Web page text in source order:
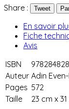
Share : Tweet
En savoir
Fiche
Avis
ISBN
Auteur Adin
Pages 572
Taille
23 cm x